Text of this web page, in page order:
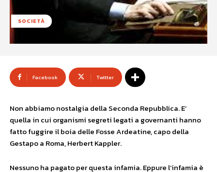
SOCIETÀ
Facebook Twitter
Non abbiamo nostalgia della Seconda Repubblica. E’
quella in cui organismi segreti legati a governanti hanno
fatto fuggire il boia delle Fosse Ardeatine, capo della
Gestapo a Roma, Herbert Kappler.
Nessuno ha pagato per questa infamia. Eppure l’infamia è